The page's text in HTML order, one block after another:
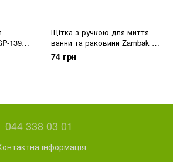
139
Щітка з ручкою для миття
ванни та раковини Zambak ZP-
144 5.5х14х16 см
74 грн
044 338 03 01
інформація